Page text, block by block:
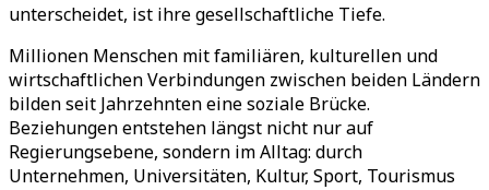
unterscheidet, ist ihre gesellschaftliche Tiefe.
Millionen Menschen mit familiären, kulturellen und
wirtschaftlichen Verbindungen zwischen beiden Ländern
bilden seit Jahrzehnten eine soziale Brücke.
Beziehungen entstehen längst nicht nur auf
Regierungsebene, sondern im Alltag: durch
Unternehmen, Universitäten, Kultur, Sport, Tourismus